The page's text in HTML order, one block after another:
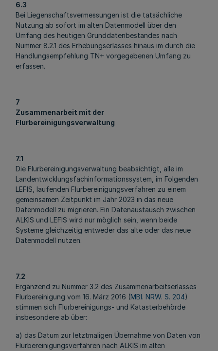
6.3
Bei Liegenschaftsvermessungen ist die tatsächliche
Nutzung ab sofort im alten Datenmodell über den
Umfang des heutigen Grunddatenbestandes nach
Nummer 8.2.1 des Erhebungserlasses hinaus im durch die
Handlungsempfehlung TN+ vorgegebenen Umfang zu
erfassen.
7
Zusammenarbeit mit der
Flurbereinigungsverwaltung
7.1
Die Flurbereinigungsverwaltung beabsichtigt, alle im
Landentwicklungsfachinformationssystem, im Folgenden
LEFIS, laufenden Flurbereinigungsverfahren zu einem
gemeinsamen Zeitpunkt im Jahr 2023 in das neue
Datenmodell zu migrieren. Ein Datenaustausch zwischen
ALKIS und LEFIS wird nur möglich sein, wenn beide
Systeme gleichzeitig entweder das alte oder das neue
Datenmodell nutzen.
7.2
Ergänzend zu Nummer 3.2 des Zusammenarbeitserlasses
Flurbereinigung vom 16. März 2016 (MBl. NRW. S. 204)
stimmen sich Flurbereinigungs- und Katasterbehörde
insbesondere ab über:
a) das Datum zur letztmaligen Übernahme von Daten von
Flurbereinigungsverfahren nach ALKIS im alten